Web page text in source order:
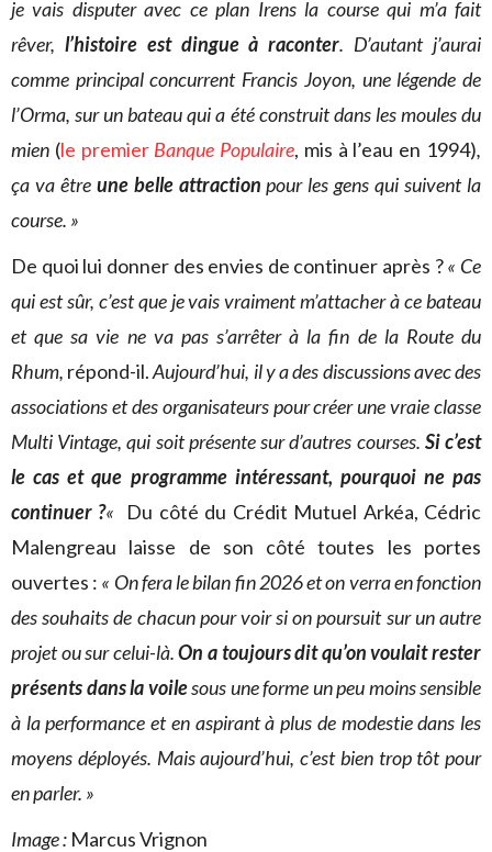
je vais disputer avec ce plan Irens la course qui m’a fait
rêver, l’histoire est dingue à raconter. D’autant j’aurai
comme principal concurrent Francis Joyon, une légende de
l’Orma, sur un bateau qui a été construit dans les moules du
mien (le premier Banque Populaire, mis à l’eau en 1994),
ça va être une belle attraction pour les gens qui suivent la
course. »
De quoi lui donner des envies de continuer après ?« Ce
qui est sûr, c’est que je vais vraiment m’attacher à ce bateau
et que sa vie ne va pas s’arrêter à la fin de la Route du
Rhum, répond-il.Aujourd’hui, il y a des discussions avec des
associations et des organisateurs pour créer une vraie classe
Multi Vintage, qui soit présente sur d’autres courses. Si c’est
le cas et que programme intéressant, pourquoi ne pas
continuer ?«
Du côté du Crédit Mutuel Arkéa, Cédric
Malengreau laisse de son côté toutes les portes
ouvertes : « On fera le bilan fin 2026 et on verra en fonction
des souhaits de chacun pour voir si on poursuit sur un autre
projet ou sur celui-là.On a toujours dit qu’on voulait rester
présents dans la voilesous une forme un peu moins sensible
à la performance et en aspirant à plus de modestie dans les
moyens déployés. Mais aujourd’hui, c’est bien trop tôt pour
en parler. »
Image : Marcus Vrignon